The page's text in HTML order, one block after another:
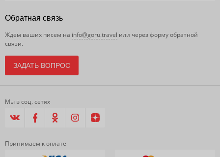
Обратная связь
Ждем ваших писем на info@goru.travel или через форму обратной
связи.
ЗАДАТЬ ВОПРОС
Мы в соц. сетях
Принимаем к оплате